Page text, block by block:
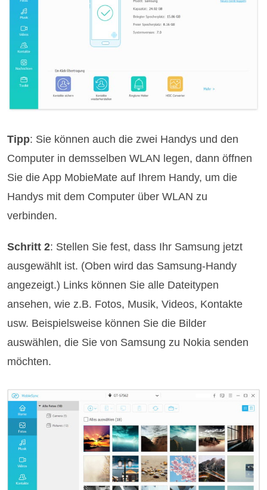
Tipp: Sie können auch die zwei Handys und den
Computer in demsselben WLAN legen, dann öffnen
Sie die App MobieMate auf Ihrem Handy, um die
Handys mit dem Computer über WLAN zu
verbinden.
Schritt 2: Stellen Sie fest, dass Ihr Samsung jetzt
ausgewählt ist. (Oben wird das Samsung-Handy
angezeigt.) Links können Sie alle Dateitypen
ansehen, wie z.B. Fotos, Musik, Videos, Kontakte
usw. Beispielsweise können Sie die Bilder
auswählen, die Sie von Samsung zu Nokia senden
möchten.